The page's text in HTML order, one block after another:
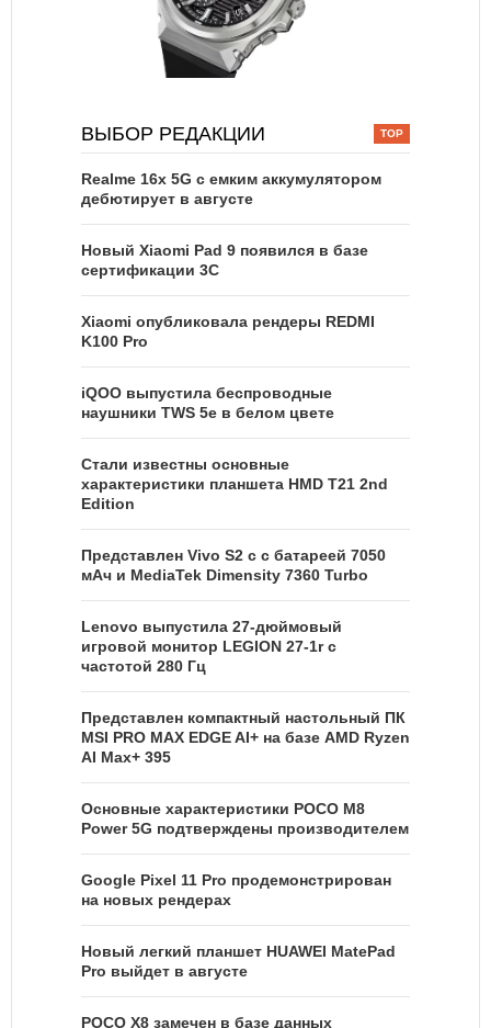
ВЫБОР РЕДАКЦИИ
Realme 16x 5G с емким аккумулятором
дебютирует в августе
Новый Xiaomi Pad 9 появился в базе
сертификации 3C
Xiaomi опубликовала рендеры REDMI
K100 Pro
iQOO выпустила беспроводные
наушники TWS 5e в белом цвете
Стали известны основные
характеристики планшета HMD T21 2nd
Edition
Представлен Vivo S2 с с батареей 7050
мАч и MediaTek Dimensity 7360 Turbo
Lenovo выпустила 27-дюймовый
игровой монитор LEGION 27-1r с
частотой 280 Гц
Представлен компактный настольный ПК
MSI PRO MAX EDGE AI+ на базе AMD Ryzen
AI Max+ 395
Основные характеристики POCO M8
Power 5G подтверждены производителем
Google Pixel 11 Pro продемонстрирован
на новых рендерах
Новый легкий планшет HUAWEI MatePad
Pro выйдет в августе
POCO X8 замечен в базе данных